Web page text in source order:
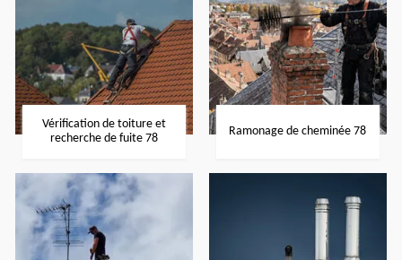
Vérification de toiture et
recherche de fuite 78
Ramonage de cheminée 78